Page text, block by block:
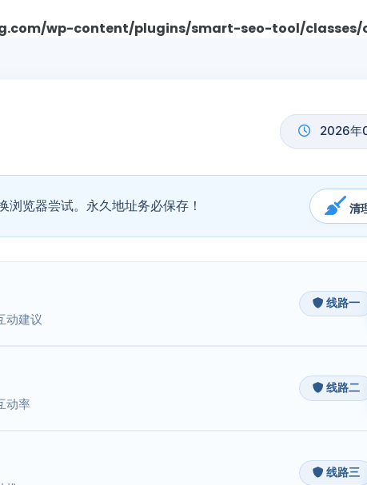
wp-content/plugins/smart-seo-tool/classes/